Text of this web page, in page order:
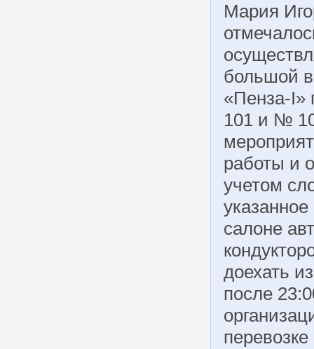
Мария
большой
«Пенза-I»
101 и №
работы и
учетом
салоне
доехать
после